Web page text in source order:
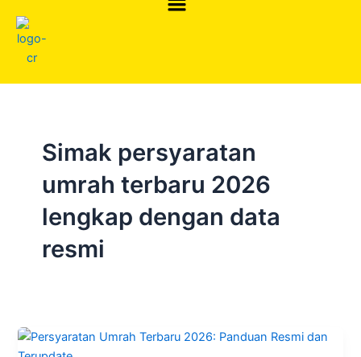
content
Simak persyaratan
umrah terbaru 2026
lengkap dengan data
resmi